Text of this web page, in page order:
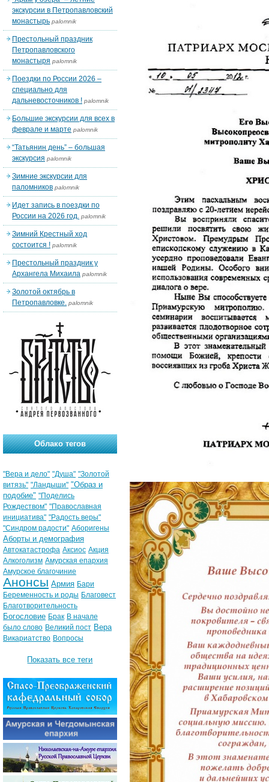
экскурсии в Петропавловский
монастырь palomnik
Престольный праздник
Петропавловского
монастыря palomnik
Поездки по России 2026 –
специально для
дальневосточников ! palomnik
Большие экскурсии для всех в
феврале и марте palomnik
“Татьянин день” – большая
экскурсия palomnik
Зимние экскурсии для
паломников palomnik
Идет запись в поездки по
России на 2026 год. palomnik
Зимний Крестный ход
состоится ! palomnik
Престольный праздник у
Архангела Михаила palomnik
Золотой октябрь в
Петропавловке. palomnik
Облако тегов
"Вера и дело" "Душа" "Золотой
витязь" "Ландыши" "Образ и
подобие" "Поделись
Рождеством" "Православная
инициатива" "Радость веры"
"Синдром радости" Аборигены
Аборты и демография
Автокатастрофа Аксиос Акция
Алкоголизм Амурская епархия
Амурское благочиние
Анонсы Армия Бари
Беременность и роды Благовест
Благотворительность
Богословие Брак В начале
было слово Великий пост Вера
Викариатство Вопросы
Показать все теги